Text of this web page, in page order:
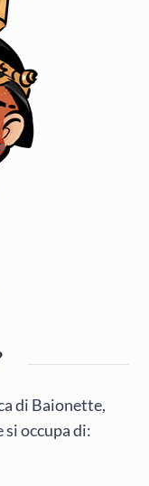
di Baionette,
occupa di: